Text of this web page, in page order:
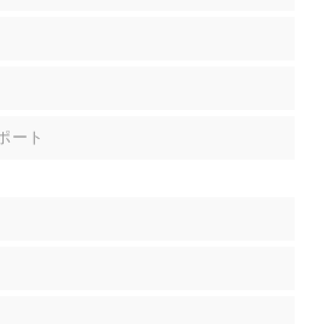
の通知、開示、内容の訂正・追加・
に申し出ることができます。その
。ただし、申請が本人確認が不可
合があります。 なお、アクセスロ
については、原則として開示等は
窓口
ート